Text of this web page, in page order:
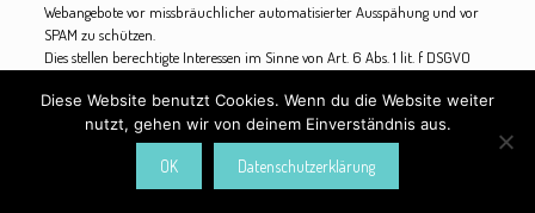
Webangebote vor missbräuchlicher automatisierter Ausspähung und vor
SPAM zu schützen.
Dies stellen berechtigte Interessen im Sinne von Art. 6 Abs. 1 lit. f DSGVO
Wenn Sie unsere Seiten besuchen, wird eine direkte Verbindung zwischen
Ihrem Browser und den Automattic-Servern hergestellt. Automattic erhält
dadurch die Information, dass Sie mit Ihrer IP-Adresse unsere Seite
Diese Website benutzt Cookies. Wenn du die Website weiter
nutzt, gehen wir von deinem Einverständnis aus.
OK Datenschutzerklärung